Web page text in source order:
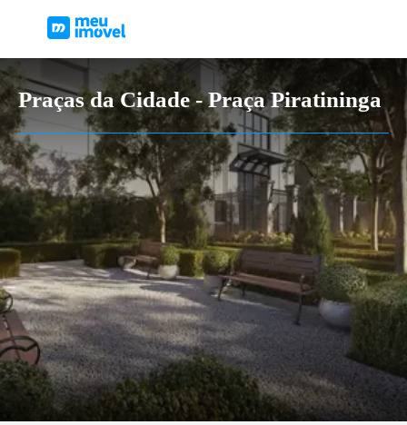
Praças da Cidade - Praça Piratininga